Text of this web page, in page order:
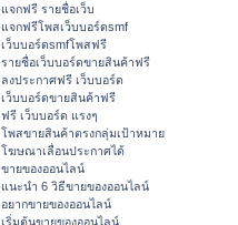
แจกฟรี รายชื่อเว็บ
แจกฟรีโพสเว็บบอร์ดsmf
เว็บบอร์ดsmfโพสฟรี
รายชื่อเว็บบอร์ดขายสินค้าฟรี
ลงประกาศฟรี เว็บบอร์ด
เว็บบอร์ดขายสินค้าฟรี
ฟรี เว็บบอร์ด แรงๆ
โพสขายสินค้าตรงกลุ่มเป้าหมาย
โฆษณาเลื่อนประกาศได้
ขายของออนไลน์
แนะนำ 6 วิธีขายของออนไลน์
อยากขายของออนไลน์
เริ่มต้นขายของออนไลน์